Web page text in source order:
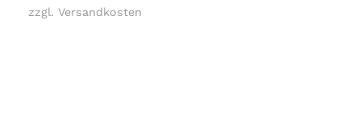
zzgl. Versandkosten